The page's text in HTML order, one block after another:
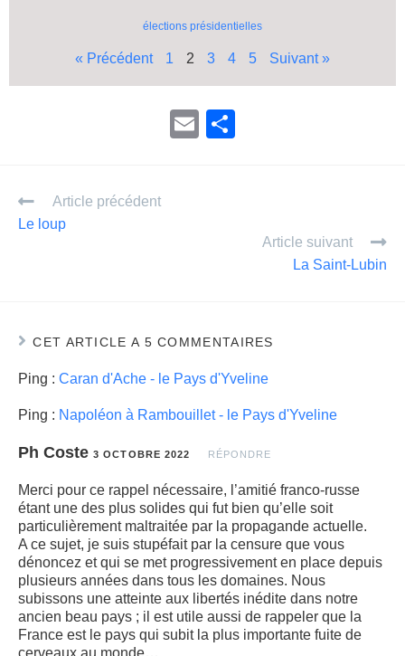
élections présidentielles
« Précédent 1 2 3 4 5 Suivant »
E
er
Article précédent
Le loup
Article suivant
La Saint-Lubin
CET ARTICLE A 5 COMMENTAIRES
Ping : Caran d'Ache - le Pays d'Yveline
Ping : Napoléon à Rambouillet - le Pays d'Yveline
Ph Coste 3 OCTOBRE 2022 RÉPONDRE
Merci pour ce rappel nécessaire, l’amitié franco-russe
étant une des plus solides qui fut bien qu’elle soit
particulièrement maltraitée par la propagande actuelle.
A ce sujet, je suis stupéfait par la censure que vous
dénoncez et qui se met progressivement en place depuis
plusieurs années dans tous les domaines. Nous
subissons une atteinte aux libertés inédite dans notre
ancien beau pays ; il est utile aussi de rappeler que la
France est le pays qui subit la plus importante fuite de